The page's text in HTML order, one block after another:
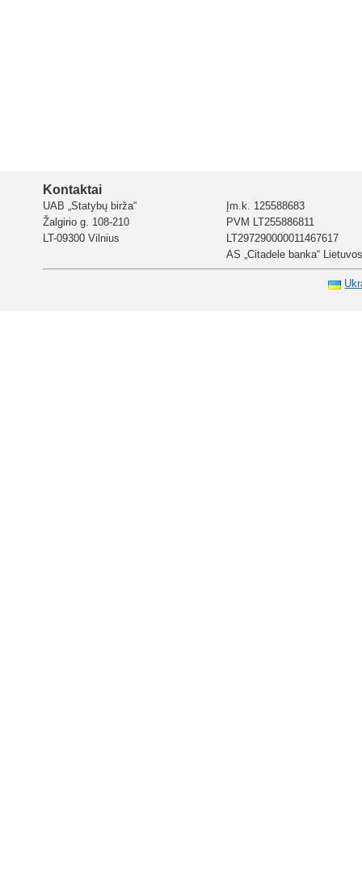
Kontaktai
UAB „Statybų birža“
Žalgirio g. 108-210
LT-09300 Vilnius
Įm.k. 125588683
PVM LT255886811
LT297290000011467617
AS „Citadele banka“